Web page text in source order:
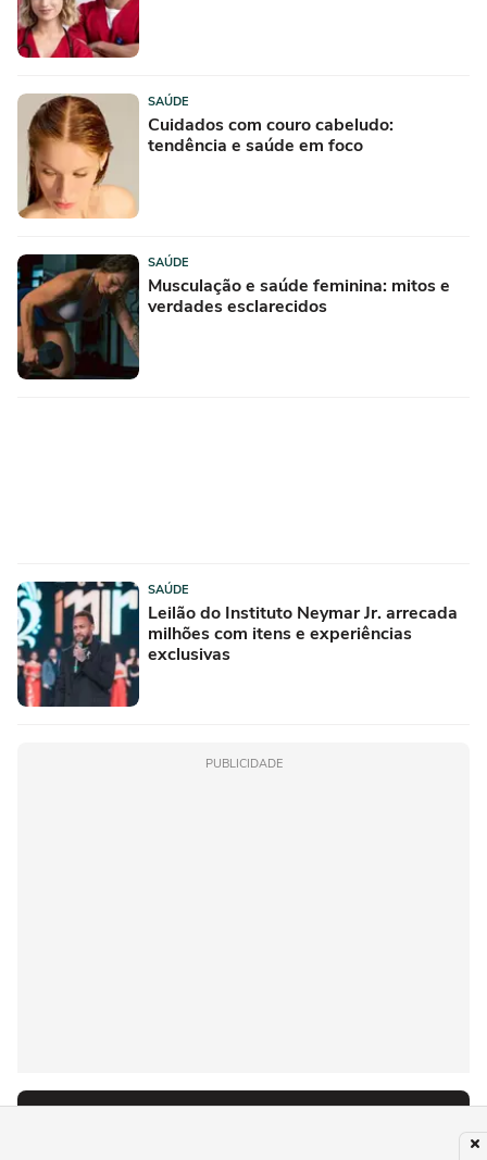
SAÚDE
Cuidados com couro cabeludo:
tendência e saúde em foco
SAÚDE
Musculação e saúde feminina: mitos e
verdades esclarecidos
SAÚDE
Leilão do Instituto Neymar Jr. arrecada
milhões com itens e experiências
exclusivas
PUBLICIDADE